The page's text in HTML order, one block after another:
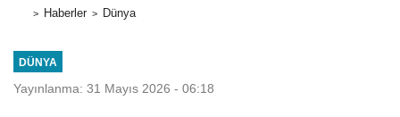
Haberler Dünya
DÜNYA
Yayınlanma: 31 Mayıs 2026 - 06:18